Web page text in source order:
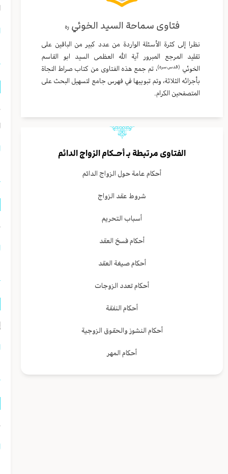
فتاوى سماحة السيد الخوئيره
نظرا إلى كثرة الأسئلة الواردة من عدد كبير من الباقين على
تقليد المرجع المبرور آية الله العظمى السيد ابو القاسم
الخوئي (قدس سره)، تم جمع هذه الفتاوى من كتاب صراط النجاة
بأجزائه الثلاثة، وتم تبويبها في فهرس جامع لتسهيل البحث على
المتصفحين الكرام.
الفتاوى مرتبطة بـأحــكام الزواج الدائم
أحكام عامة حول الزواج الدائم
شروط عقد الزواج
أسباب التحريم
أحكام فسخ العقد
أحكام صيغة العقد
أحكام تعدد الزوجات
أحكام النفقة
أحكام النشوز والحقوق الزوجية
أحكام المهر